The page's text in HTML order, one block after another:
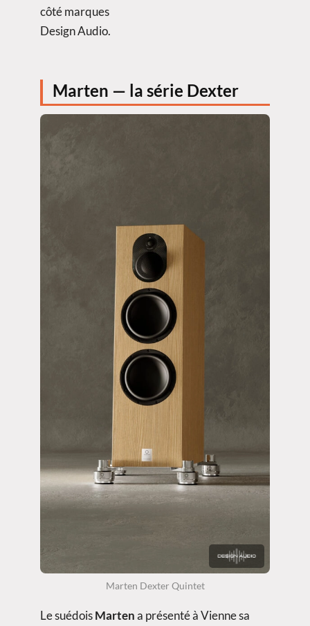
côté marques
Design Audio.
Marten — la série Dexter
Marten Dexter Quintet
Le suédoisMartena présenté à Vienne sa